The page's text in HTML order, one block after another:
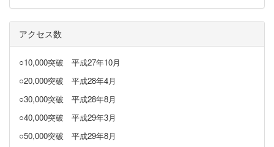
アクセス数
○10,000突破 平成27年10月
○20,000突破 平成28年4月
○30,000突破 平成28年8月
○40,000突破 平成29年3月
○50,000突破 平成29年8月